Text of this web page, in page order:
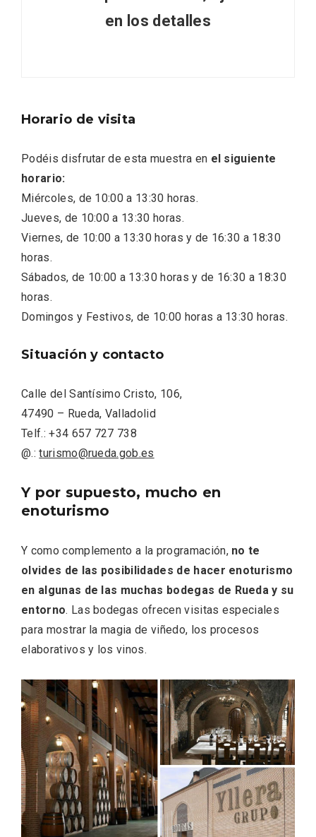
en los detalles
Horario de visita
Podéis disfrutar de esta muestra en el siguiente
horario:
Miércoles, de 10:00 a 13:30 horas.
Jueves, de 10:00 a 13:30 horas.
Viernes, de 10:00 a 13:30 horas y de 16:30 a 18:30
horas.
Sábados, de 10:00 a 13:30 horas y de 16:30 a 18:30
horas.
Domingos y Festivos, de 10:00 horas a 13:30 horas.
Situación y contacto
Calle del Santísimo Cristo, 106,
47490 – Rueda, Valladolid
Telf.: +34 657 727 738
@.:turismo@rueda.gob.es
Y por supuesto, mucho en
enoturismo
Y como complemento a la programación, no te
olvides de las posibilidades de hacer enoturismo
en algunas de las muchas bodegas de Rueda y su
entorno. Las bodegas ofrecen visitas especiales
para mostrar la magia de viñedo, los procesos
elaborativos y los vinos.
IGP Morcilla de Burgos triunfó en el
Salón Gourmet 2026
Disfrutar de la Semana Santa en Rueda
en 2026